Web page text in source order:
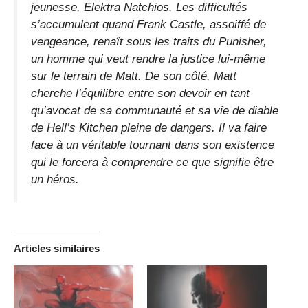
jeunesse, Elektra Natchios. Les difficultés
s’accumulent quand Frank Castle, assoiffé de
vengeance, renaît sous les traits du Punisher,
un homme qui veut rendre la justice lui-même
sur le terrain de Matt. De son côté, Matt
cherche l’équilibre entre son devoir en tant
qu’avocat de sa communauté et sa vie de diable
de Hell’s Kitchen pleine de dangers. Il va faire
face à un véritable tournant dans son existence
qui le forcera à comprendre ce que signifie être
un héros.
Articles similaires